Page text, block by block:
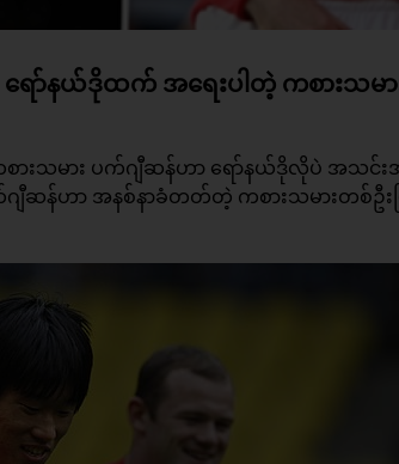
ာ်နယ်ဒိုထက် အရေးပါတဲ့ ကစားသမား
သမား ပက်ဂျီဆန်ဟာ ရော်နယ်ဒိုလိုပဲ အသင်း
ျီဆန်ဟာ အနစ်နာခံတတ်တဲ့ ကစားသမားတစ်ဦ